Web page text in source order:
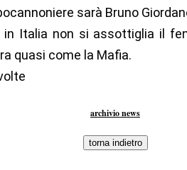
sarà Bruno
in Italia non si assottiglia il
quasi come la Mafia.
archivio news